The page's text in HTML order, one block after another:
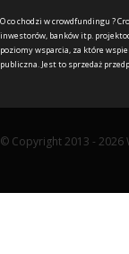
O co chodzi w crowdfundingu ?
inwestorów, banków itp.
poziomy wsparcia, za które
publiczna. Jest to sprzedaż
© Copyright 2013 -